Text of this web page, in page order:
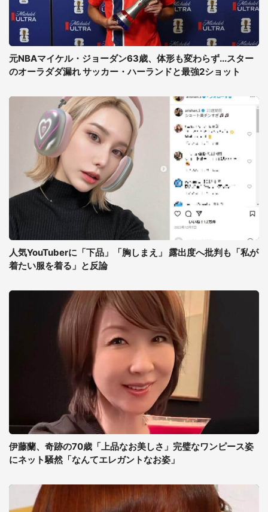
元NBAマイケル・ジョーダン63歳、体形も変わらず...スター
のオーラダダ漏れ サッカー・ハーランドと最強2ショット
人気YouTuberに「下品」「胸しまえ」 露出度へ批判も「私が
着たい服を着る」と反論
伊藤蘭、奇跡の70歳「上品なお美しさ」完璧なワンピース姿
にネット騒然「なんてエレガントなお姿」